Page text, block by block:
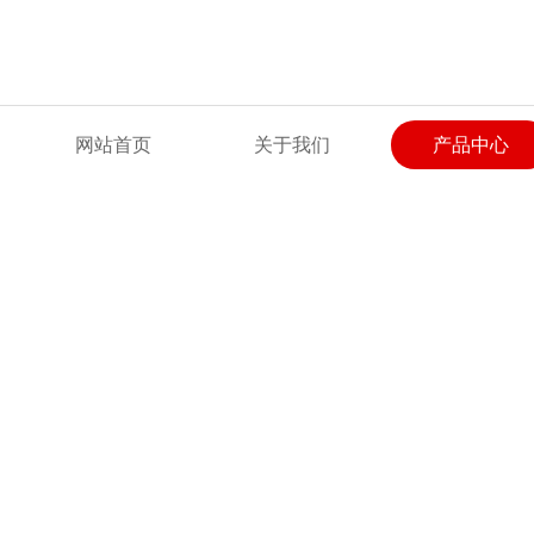
网站首页 关于我们 产品中心